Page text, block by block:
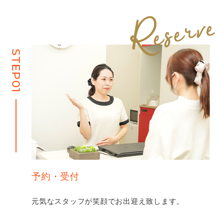
STEP01
予約・受付
元気なスタッフが笑顔でお出迎え致します。